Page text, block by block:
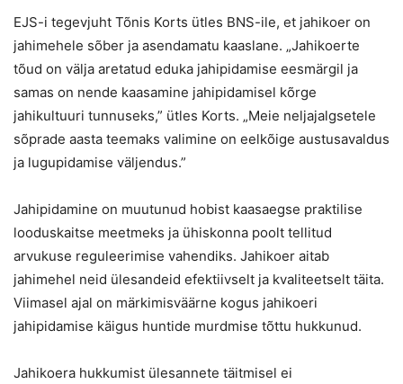
EJS-i tegevjuht Tõnis Korts ütles BNS-ile, et jahikoer on
jahimehele sõber ja asendamatu kaaslane. „Jahikoerte
tõud on välja aretatud eduka jahipidamise eesmärgil ja
samas on nende kaasamine jahipidamisel kõrge
jahikultuuri tunnuseks,” ütles Korts. „Meie neljajalgsetele
sõprade aasta teemaks valimine on eelkõige austusavaldus
ja lugupidamise väljendus.”
Jahipidamine on muutunud hobist kaasaegse praktilise
looduskaitse meetmeks ja ühiskonna poolt tellitud
arvukuse reguleerimise vahendiks. Jahikoer aitab
jahimehel neid ülesandeid efektiivselt ja kvaliteetselt täita.
Viimasel ajal on märkimisväärne kogus jahikoeri
jahipidamise käigus huntide murdmise tõttu hukkunud.
Jahikoera hukkumist ülesannete täitmisel ei